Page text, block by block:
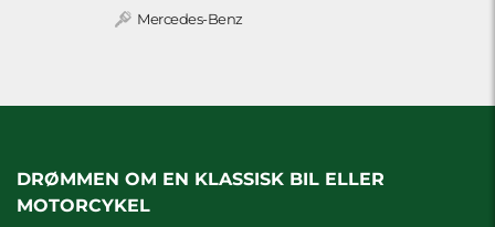
Mercedes-Benz
DRØMMEN OM EN KLASSISK BIL ELLER
MOTORCYKEL